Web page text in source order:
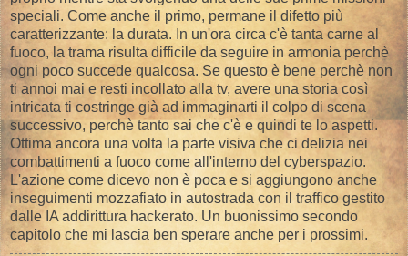
speciali. Come anche il primo, permane il difetto più
caratterizzante: la durata. In un'ora circa c'è tanta carne al
fuoco, la trama risulta difficile da seguire in armonia perchè
ogni poco succede qualcosa. Se questo è bene perchè non
ti annoi mai e resti incollato alla tv, avere una storia così
intricata ti costringe già ad immaginarti il colpo di scena
successivo, perchè tanto sai che c'è e quindi te lo aspetti.
Ottima ancora una volta la parte visiva che ci delizia nei
combattimenti a fuoco come all'interno del cyberspazio.
L'azione come dicevo non è poca e si aggiungono anche
inseguimenti mozzafiato in autostrada con il traffico gestito
dalle IA addirittura hackerato. Un buonissimo secondo
capitolo che mi lascia ben sperare anche per i prossimi.